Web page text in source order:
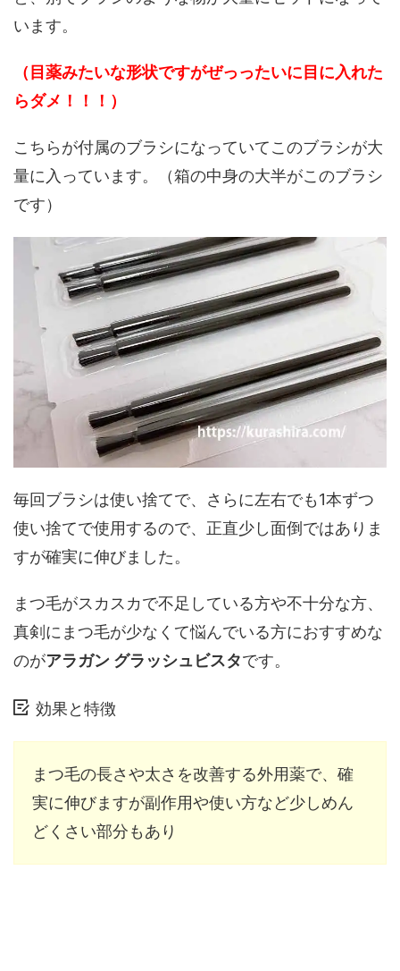
います。
（目薬みたいな形状ですがぜっったいに目に入れた
らダメ！！！）
こちらが付属のブラシになっていてこのブラシが大
量に入っています。（箱の中身の大半がこのブラシ
です）
毎回ブラシは使い捨てで、さらに左右でも1本ずつ
使い捨てで使用するので、正直少し面倒ではありま
すが確実に伸びました。
まつ毛がスカスカで不足している方や不十分な方、
真剣にまつ毛が少なくて悩んでいる方におすすめな
のがアラガン グラッシュビスタです。
効果と特徴
まつ毛の長さや太さを改善する外用薬で、確
実に伸びますが副作用や使い方など少しめん
どくさい部分もあり